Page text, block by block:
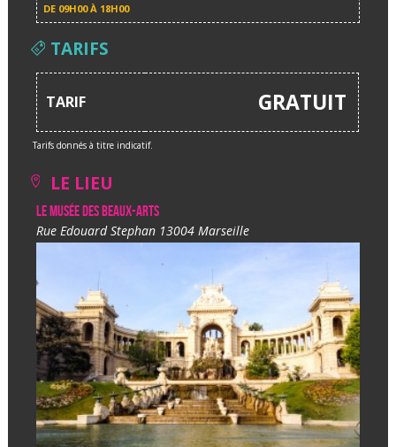
DE 09H00 À 18H00
TARIFS
TARIF GRATUIT
Tarifs donnés à titre indicatif.
LE LIEU
Le musée des Beaux-Arts
Rue Edouard Stephan 13004 Marseille